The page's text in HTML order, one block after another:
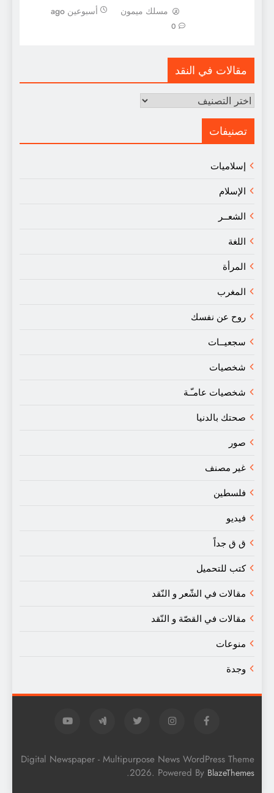
مسلك ميمون أسبوعين ago
0
مقالات في النقد
مقالات
النقد
تصنيفات
إسلاميات
الإسلام
الشعــر
اللغة
المرأة
المغرب
روح عن نفسك
سجعيــات
شخصيات
شخصيات عامـّـة
صحتك بالدنيا
صور
غير مصنف
فلسطين
فيديو
ق ق جداً
كتب للتحميل
مقالات في الشّعر و النّقد
مقالات في القصّة و النّقد
منوعات
وجدة
Digital Newspaper - Multipurpose News WordPress Theme
2026. Powered By BlazeThemes
.